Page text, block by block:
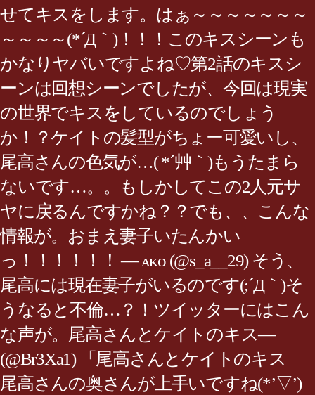
せてキスをします。はぁ～～～～～～～
～～～～(*´Д｀)！！！このキスシーンも
かなりヤバいですよね♡第2話のキスシ
ーンは回想シーンでしたが、今回は現実
の世界でキスをしているのでしょう
か！？ケイトの髪型がちょー可愛いし、
尾高さんの色気が…( *´艸｀)もうたまら
ないです…。。もしかしてこの2人元サ
ヤに戻るんですかね？？でも、、こんな
情報が。おまえ妻子いたんかい
っ！！！！！！ — ᴀᴋᴏ (@s_a__29) そう、
尾高には現在妻子がいるのです(;´Д｀)そ
うなると不倫…？！ツイッターにはこん
な声が。尾高さんとケイトのキス—
(@Br3Xa1) 「尾高さんとケイトのキス
尾高さんの奥さんが上手いですね(*’▽’)